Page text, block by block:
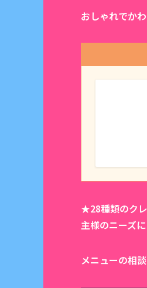
おしゃれでか
★28種類のク
主様のニーズ
メニューの相